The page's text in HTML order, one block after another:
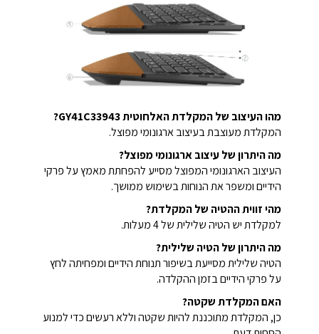
מהו העיצוב של המקלדת האלחוטית GY41C33943?
המקלדת מעוצבת בעיצוב ארגונומי מפוצל.
מה היתרון של עיצוב ארגונומי מפוצל?
העיצוב הארגונומי המפוצל מסייע להפחתת מאמץ על פרקי
הידיים ומשפר את הנוחות בשימוש ממושך.
מהי זווית ההטיה של המקלדת?
למקלדת יש הטיה שלילית של 4 מעלות.
מה היתרון של הטיה שלילית?
הטיה שלילית מסייעת בשיפור תנוחת הידיים ומפחיתה לחץ
על פרקי הידיים בזמן ההקלדה.
האם המקלדת שקטה?
כן, המקלדת מתוכננת להיות שקטה וללא רעשים כדי למנוע